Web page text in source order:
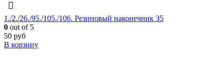
1./2./26./95./105./106. Резиновый наконечник 35
0 out of 5
50 руб
В корзину